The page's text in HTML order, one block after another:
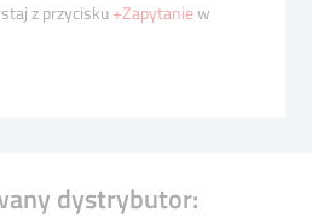
z przycisku +Zapytaniew
dystrybutor: